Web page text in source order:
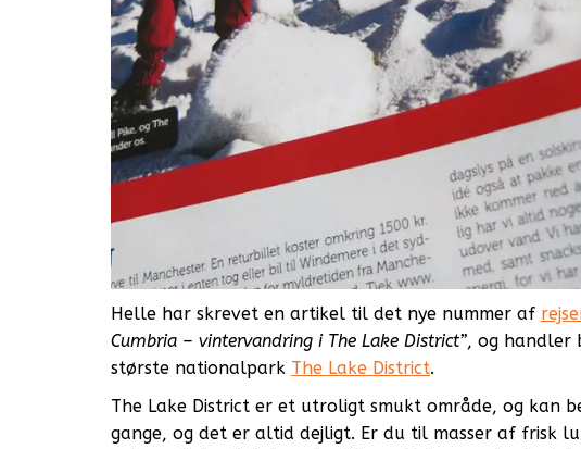
Helle har skrevet en artikel til det nye nummer af
Cumbria – vintervandring i The Lake District”, og handler
største nationalpark The Lake District.
The Lake District er et utroligt smukt område, og kan
gange, og det er altid dejligt. Er du til masser af frisk